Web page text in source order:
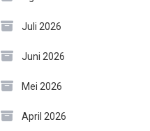
Juli 2026
Juni 2026
Mei 2026
April 2026